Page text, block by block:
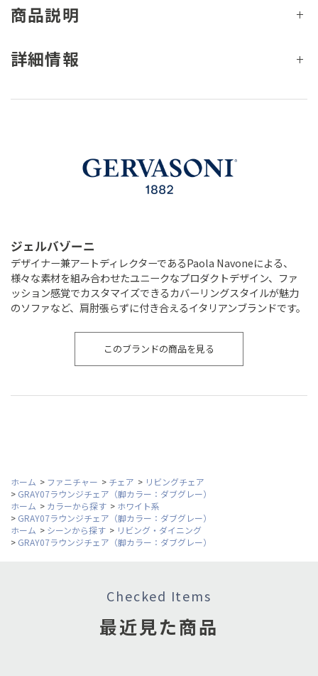
商品説明
詳細情報
ジェルバゾーニ
デザイナー兼アートディレクターであるPaola Navoneによる、
様々な素材を組み合わせたユニークなプロダクトデザイン、ファ
ッション感覚でカスタマイズできるカバーリングスタイルが魅力
のソファなど、肩肘張らずに付き合えるイタリアンブランドです。
このブランドの商品を見る
ホーム > ファニチャー > チェア > リビングチェア
> GRAY07ラウンジチェア（脚カラー：ダブグレー）
ホーム > カラーから探す > ホワイト系
> GRAY07ラウンジチェア（脚カラー：ダブグレー）
ホーム > シーンから探す > リビング・ダイニング
> GRAY07ラウンジチェア（脚カラー：ダブグレー）
Checked Items
最近見た商品